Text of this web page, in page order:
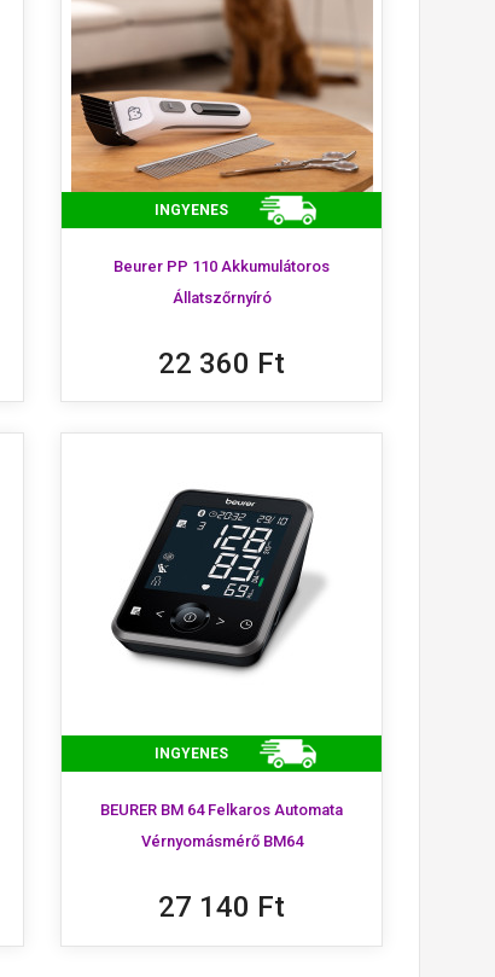
INGYENES
Beurer PP 110 Akkumulátoros
Állatszőrnyíró
22 360 Ft
INGYENES
BEURER BM 64 Felkaros Automata
Vérnyomásmérő BM64
27 140 Ft